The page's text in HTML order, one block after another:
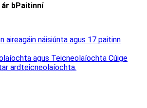
bPaitinní
aireagáin náisiúnta agus 17 paitinn
agus Teicneolaíochta Cúige
ardteicneolaíochta.